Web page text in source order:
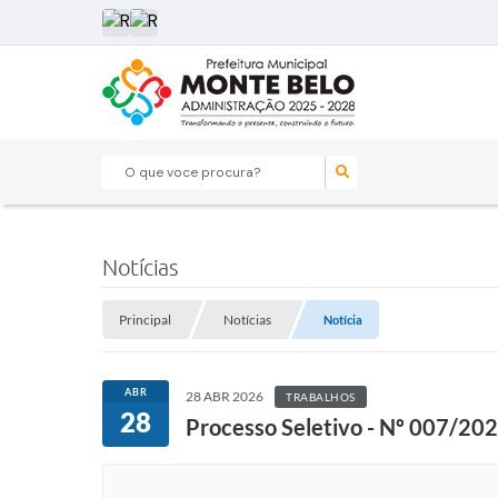
O que voce procura?
Notícias
Principal Notícias Notícia
ABR
28
28 ABR 2026 TRABALHOS
Processo Seletivo - Nº 007/